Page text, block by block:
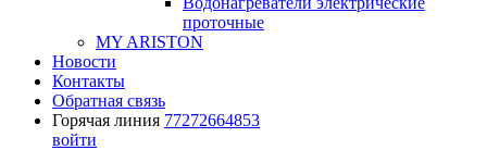
проточные
MY ARISTON
Новости
Контакты
Обратная связь
Горячая линия 77272664853
войти